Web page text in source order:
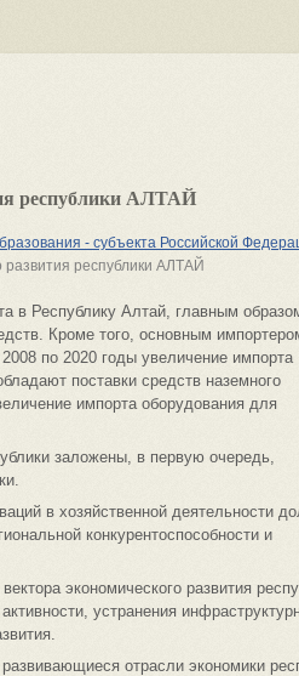
республики АЛТАЙ
- субъекта Российской
развития республики АЛТАЙ
в Республику Алтай, главным
Кроме того, основным
по 2020 годы увеличение импорта
поставки средств наземного
импорта оборудования для
заложены, в первую очередь,
в хозяйственной деятельности
конкурентоспособности и
экономического развития
устранения
отрасли экономики